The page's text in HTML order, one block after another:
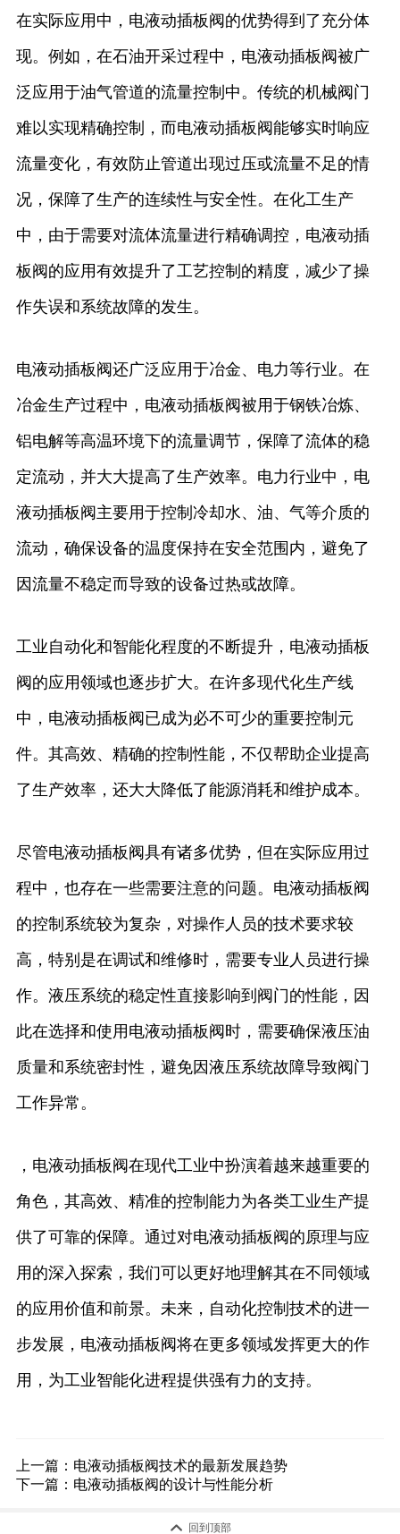
在实际应用中，电液动插板阀的优势得到了充分体
现。例如，在石油开采过程中，电液动插板阀被广
泛应用于油气管道的流量控制中。传统的机械阀门
难以实现精确控制，而电液动插板阀能够实时响应
流量变化，有效防止管道出现过压或流量不足的情
况，保障了生产的连续性与安全性。在化工生产
中，由于需要对流体流量进行精确调控，电液动插
板阀的应用有效提升了工艺控制的精度，减少了操
作失误和系统故障的发生。
电液动插板阀还广泛应用于冶金、电力等行业。在
冶金生产过程中，电液动插板阀被用于钢铁冶炼、
铝电解等高温环境下的流量调节，保障了流体的稳
定流动，并大大提高了生产效率。电力行业中，电
液动插板阀主要用于控制冷却水、油、气等介质的
流动，确保设备的温度保持在安全范围内，避免了
因流量不稳定而导致的设备过热或故障。
工业自动化和智能化程度的不断提升，电液动插板
阀的应用领域也逐步扩大。在许多现代化生产线
中，电液动插板阀已成为必不可少的重要控制元
件。其高效、精确的控制性能，不仅帮助企业提高
了生产效率，还大大降低了能源消耗和维护成本。
尽管电液动插板阀具有诸多优势，但在实际应用过
程中，也存在一些需要注意的问题。电液动插板阀
的控制系统较为复杂，对操作人员的技术要求较
高，特别是在调试和维修时，需要专业人员进行操
作。液压系统的稳定性直接影响到阀门的性能，因
此在选择和使用电液动插板阀时，需要确保液压油
质量和系统密封性，避免因液压系统故障导致阀门
工作异常。
，电液动插板阀在现代工业中扮演着越来越重要的
角色，其高效、精准的控制能力为各类工业生产提
供了可靠的保障。通过对电液动插板阀的原理与应
用的深入探索，我们可以更好地理解其在不同领域
的应用价值和前景。未来，自动化控制技术的进一
步发展，电液动插板阀将在更多领域发挥更大的作
用，为工业智能化进程提供强有力的支持。
上一篇： 电液动插板阀技术的最新发展趋势
下一篇： 电液动插板阀的设计与性能分析
 回到顶部